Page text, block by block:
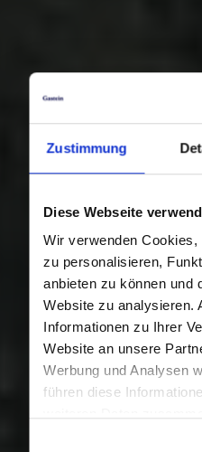
Zustimmung
Diese Webseite
Wir verwenden Cookies,
zu personalisieren,
anbieten zu können und
Website zu analysieren.
Informationen zu Ihrer
Website an unsere
Werbung und Analysen
führen diese